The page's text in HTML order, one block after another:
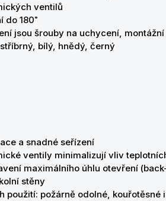
ventilů
do 180˚
jsou šrouby na uchycení,
bílý, hnědý, černý
a snadné seřízení
ventily minimalizují vliv
maximálního úhlu otevření
stěny
použití: požárně odolné, kouřotěsné